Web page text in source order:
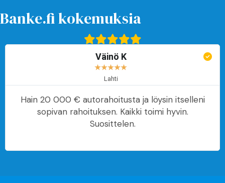
Banke.fi kokemuksia
Väinö K
★★★★★
Lahti
Hain 20 000 € autorahoitusta ja löysin itselleni
sopivan rahoituksen. Kaikki toimi hyvin.
Suosittelen.